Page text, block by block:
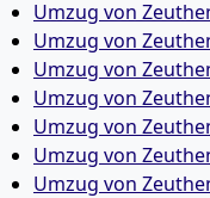
Umzug von
Umzug von
Umzug von
Umzug von
Umzug von
Umzug von
Umzug von